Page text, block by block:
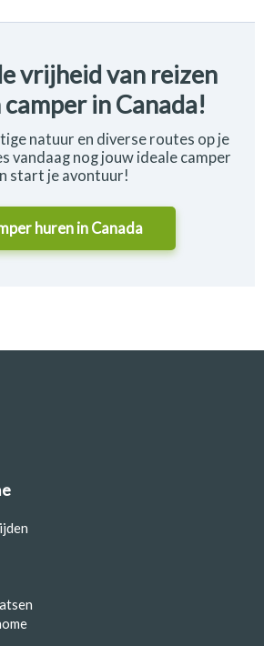
vrijheid van reizen
camper in Canada!
natuur en diverse routes op je
vandaag nog jouw ideale camper
start je avontuur!
huren inCanada